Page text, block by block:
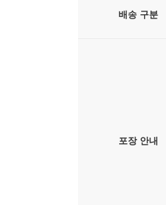
배송 구분
포장 안내